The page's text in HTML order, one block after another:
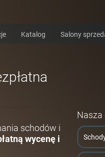
Katalog Salony
schodów i
wycenę i
Nasza